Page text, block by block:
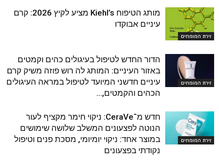
זירת המומחים
מותג הטיפוח Kiehl’s מציע לקיץ 2026: קרם
עיניים אבוקדו
זירת המומחים
הדור החדש לטיפול בעיגולים כהים וקמטים
באזור העיניים: המותג לה רוש פוזה משיק קרם
עיניים חדשני המיועד לטיפול במראה העיגולים
הכהים והקמטים,...
זירת המומחים
חדש מ־CeraVe: ניקוי חימר מקציף לעור
הנוטה לפצעונים המשלב שלושה שימושים
במוצר אחד: ניקוי יומיומי, מסכת פנים וטיפול
נקודתי בפצעונים